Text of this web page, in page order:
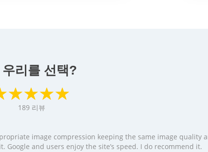
우리를 선택?
189 리뷰
image compression keeping the same image quality
and users enjoy the site’s speed. I do recommend it.